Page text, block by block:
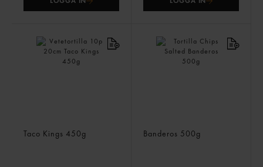
Taco Kings 450g Banderos 500g